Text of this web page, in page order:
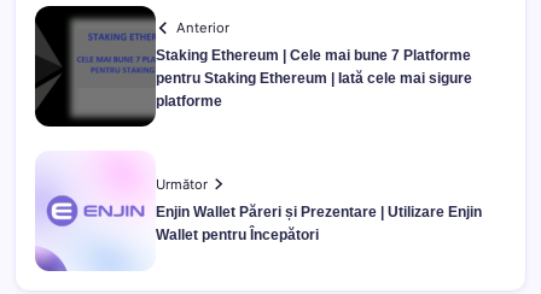
Anterior
Staking Ethereum | Cele mai bune 7 Platforme
pentru Staking Ethereum | Iată cele mai sigure
platforme
Următor
Enjin Wallet Păreri și Prezentare | Utilizare Enjin
Wallet pentru Începători